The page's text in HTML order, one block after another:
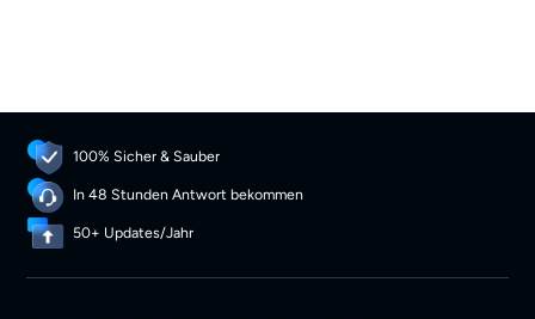
100% Sicher & Sauber
In 48 Stunden Antwort bekommen
50+ Updates/Jahr